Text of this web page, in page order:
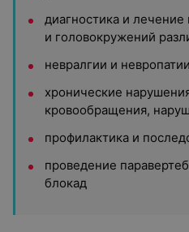
диагностика и
и головокружений
невралгии и невропатии
хронические
кровообращения,
профилактика и
проведение
блокад